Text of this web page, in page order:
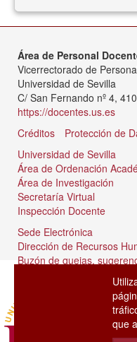
Área de Personal
Vicerrectorado de
Universidad de Sevilla
C/ San Fernando nº 4,
https://docentes.us.es
Créditos
Protección de
Universidad de Sevilla
Área de Ordenación
Área de Investigación
Secretaría Virtual
Inspección Docente
Sede Electrónica
Dirección de Recursos
Buzón de quejas,
que